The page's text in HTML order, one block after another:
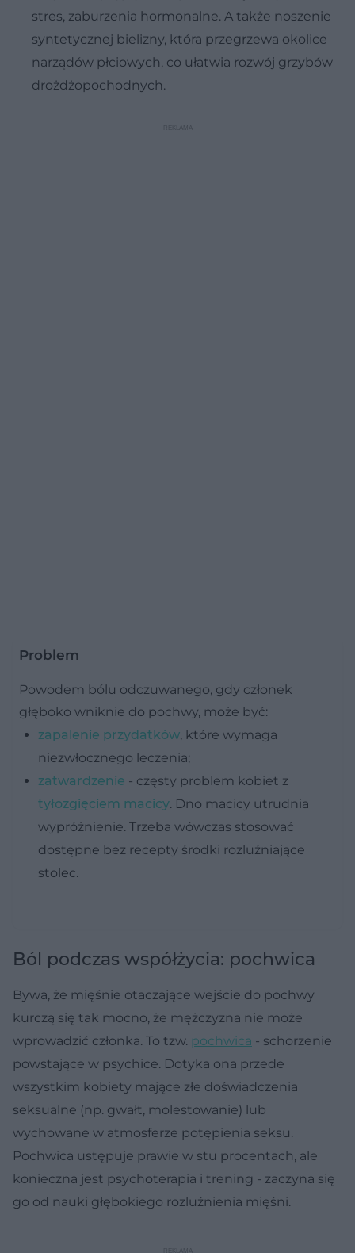
stres, zaburzenia hormonalne. A także noszenie
syntetycznej bielizny, która przegrzewa okolice
narządów płciowych, co ułatwia rozwój grzybów
drożdżopochodnych.
Problem
Powodem bólu odczuwanego, gdy członek
głęboko wniknie do pochwy, może być:
zapalenie przydatków, które wymaga
niezwłocznego leczenia;
zatwardzenie - częsty problem kobiet z
tyłozgięciem macicy. Dno macicy utrudnia
wypróżnienie. Trzeba wówczas stosować
dostępne bez recepty środki rozluźniające
stolec.
Ból podczas współżycia: pochwica
Bywa, że mięśnie otaczające wejście do pochwy
kurczą się tak mocno, że mężczyzna nie może
wprowadzić członka. To tzw. pochwica - schorzenie
powstające w psychice. Dotyka ona przede
wszystkim kobiety mające złe doświadczenia
seksualne (np. gwałt, molestowanie) lub
wychowane w atmosferze potępienia seksu.
Pochwica ustępuje prawie w stu procentach, ale
konieczna jest psychoterapia i trening - zaczyna się
go od nauki głębokiego rozluźnienia mięśni.